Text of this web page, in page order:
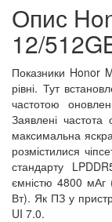
Опис
12/
Показники Honor
рівні. Тут
частотою
Заявлені
максимальна
розмістилися
стандарту
ємністю 4800 мАг
Вт). Як ПЗ у
UI 7.0.